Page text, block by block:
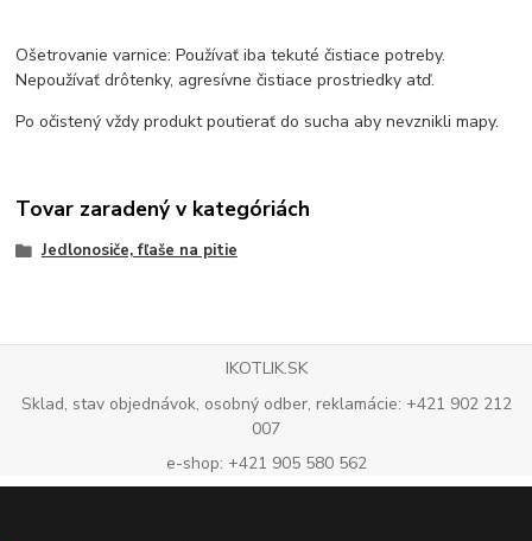
Ošetrovanie varnice: Používať iba tekuté čistiace potreby.
Nepoužívať drôtenky, agresívne čistiace prostriedky atď.
Po očistený vždy produkt poutierať do sucha aby nevznikli mapy.
Tovar zaradený v kategóriách
Jedlonosiče, fľaše na pitie
IKOTLIK.SK
Sklad, stav objednávok, osobný odber, reklamácie: +421 902 212
007
e-shop: +421 905 580 562